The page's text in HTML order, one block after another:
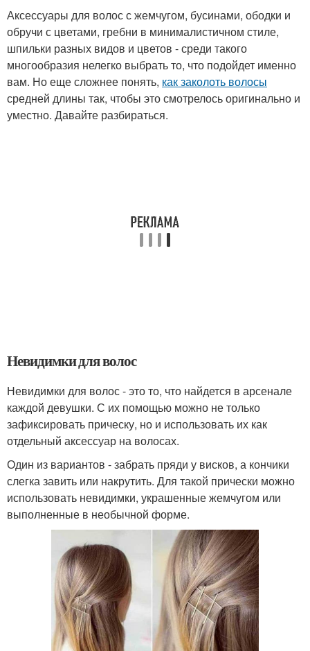
Аксессуары для волос с жемчугом, бусинами, ободки и
обручи с цветами, гребни в минималистичном стиле,
шпильки разных видов и цветов - среди такого
многообразия нелегко выбрать то, что подойдет именно
вам. Но еще сложнее понять, как заколоть волосы
средней длины так, чтобы это смотрелось оригинально и
уместно. Давайте разбираться.
Невидимки для волос
Невидимки для волос - это то, что найдется в арсенале
каждой девушки. С их помощью можно не только
зафиксировать прическу, но и использовать их как
отдельный аксессуар на волосах.
Один из вариантов - забрать пряди у висков, а кончики
слегка завить или накрутить. Для такой прически можно
использовать невидимки, украшенные жемчугом или
выполненные в необычной форме.